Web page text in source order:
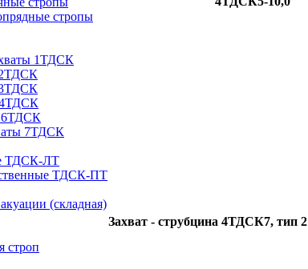
стропы
1ТДСК
4ТДСК
6ТДСК
7ТДСК
ТДСК-ЛТ
ТДСК-ПТ
(складная)
строп
Захват - струбцина 4ТДСК7, тип 2